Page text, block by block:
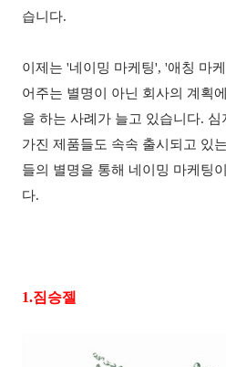
습니다.
이제는 '네이밍 마케팅', '애칭 마
어주는 별명이 아닌 회사의 계획
을 하는 사례가 늘고 있습니다. 심
가진 제품들도 속속 출시되고 있
들의 별명을 통해 네이밍 마케팅
다.
1.짐승젤